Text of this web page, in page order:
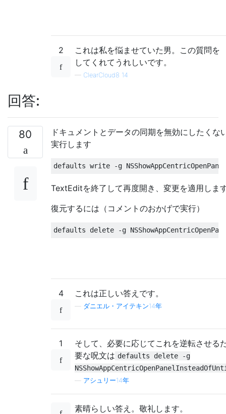
2
これは私を悩ませていた男。この質問を
してくれてうれしいです。
— ClearCloud8 14
回答:
80
ドキュメントとデータの同期を無効にしたくな
実行します
TextEditを終了して再度開き、変更を適用しま
復元するには（コメントのおかげで実行）
4 これは正しい答えです。
ダニエル・アイテキン14年
1
そして、必要に応じてこれを逆転させる
要な呪文は defaults delete -g
アシュリー14年
素晴らしい答え。敬礼します。